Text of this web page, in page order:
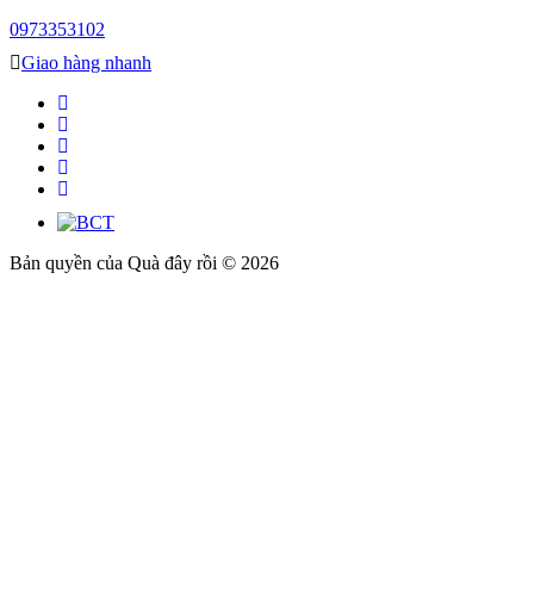
0973353102
Giao hàng nhanh
Bản quyền của Quà đây rồi © 2026